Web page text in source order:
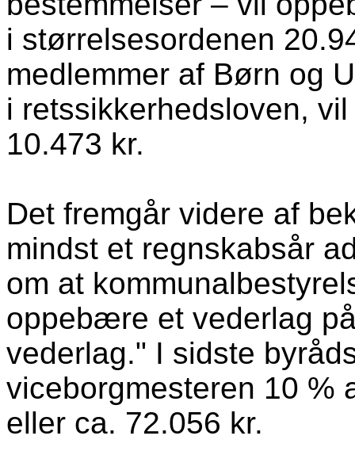
i størrelsesordenen
medlemmer af Børn og
i retssikkerhedsloven,
10.473 kr.
Det fremgår videre af
mindst et regnskabsår
om at
oppebære et vederlag
vederlag." I sidste
viceborgmesteren 10 %
eller ca. 72.056 kr.